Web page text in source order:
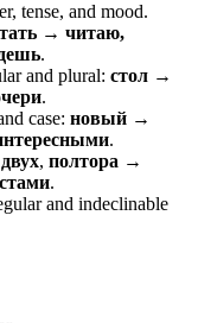
tense, and mood.
→ читаю,
.
and plural: стол →
.
case: новый →
.
, полтора →
.
and indeclinable